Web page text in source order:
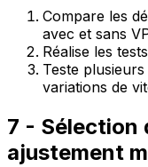
Compare les
avec et sans
Réalise les
Teste
variations de
7 - Sélection
ajustement